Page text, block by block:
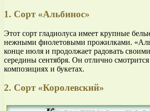
1. Сорт «Альбинос»
Этот сорт гладиолуса имеет крупные
нежными фиолетовыми прожилками.
конце июля и продолжает радовать
середины сентября. Он отлично
композициях и букетах.
2. Сорт «Королевский»